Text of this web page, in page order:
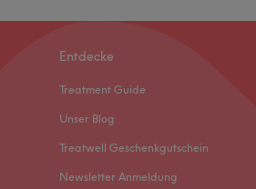
Entdecke
Treatment Guide
Unser Blog
Treatwell Geschenkgutschein
Newsletter Anmeldung